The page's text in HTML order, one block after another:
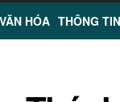
VĂN HÓA THÔNG TIN